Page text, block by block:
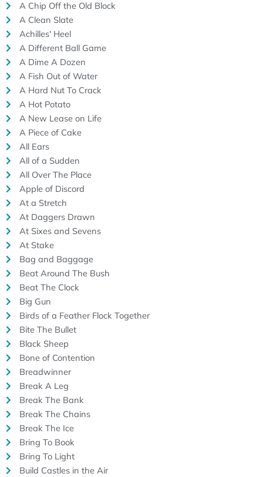
A Chip Off the Old Block
A Clean Slate
Achilles' Heel
A Different Ball Game
A Dime A Dozen
A Fish Out of Water
A Hard Nut To Crack
A Hot Potato
A New Lease on Life
A Piece of Cake
All Ears
All of a Sudden
All Over The Place
Apple of Discord
At a Stretch
At Daggers Drawn
At Sixes and Sevens
At Stake
Bag and Baggage
Beat Around The Bush
Beat The Clock
Big Gun
Birds of a Feather Flock Together
Bite The Bullet
Black Sheep
Bone of Contention
Breadwinner
Break A Leg
Break The Bank
Break The Chains
Break The Ice
Bring To Book
Bring To Light
Build Castles in the Air